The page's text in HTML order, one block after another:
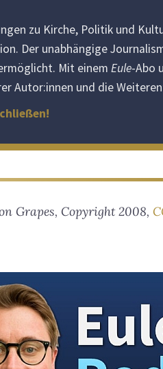
zu Kirche, Politik und
Der unabhängige
Mit einem Eule-Abo
Autor:innen und die
Grapes, Copyright 2008,